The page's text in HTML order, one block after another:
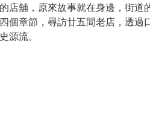
店舖，原來故事就在身邊，街
章節，尋訪廿五間老店，透過
源流。